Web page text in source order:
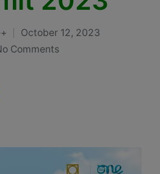
October 12, 2023
Comments